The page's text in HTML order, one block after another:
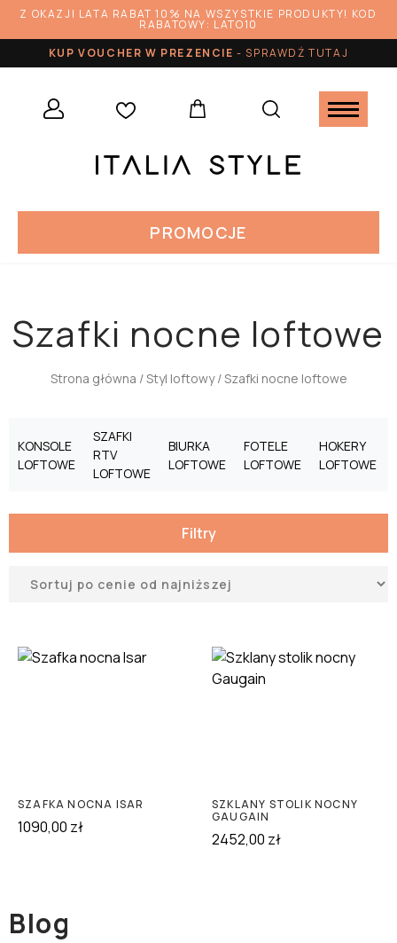
Z OKAZJI LATA RABAT 10% NA WSZYSTKIE PRODUKTY! KOD
RABATOWY: LATO10
KUP VOUCHER W PREZENCIE-SPRAWDŹ TUTAJ
PROMOCJE
Szafki nocne loftowe
Strona główna /Styl loftowy/ Szafki nocne loftowe
KONSOLE
LOFTOWE
SZAFKI
RTV
LOFTOWE
BIURKA
LOFTOWE
FOTELE
LOFTOWE
HOKERY
LOFTOWE
Filtry
SZAFKA NOCNA ISAR
1090,00 zł
SZKLANY STOLIK NOCNY
GAUGAIN
2452,00 zł
Blog